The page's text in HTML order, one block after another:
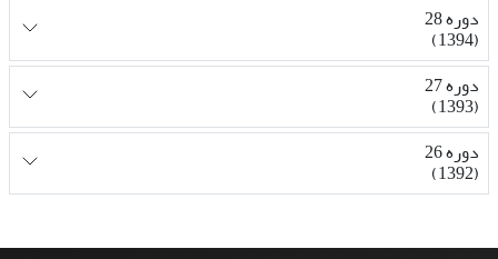
دوره 28
(1394)
دوره 27
(1393)
دوره 26
(1392)